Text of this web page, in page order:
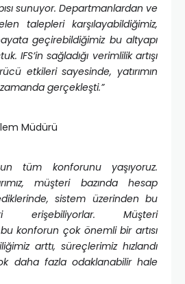
sunuyor. Departmanlardan ve
talepleri karşılayabildiğimiz,
geçirebildiğimiz bu altyapı
IFS’in sağladığı verimlilik artışı
etkileri sayesinde, yatırımın
gerçekleşti.”
Müdürü
tüm konforunu yaşıyoruz.
müşteri bazında hesap
sistem üzerinden bu
erişebiliyorlar. Müşteri
konforun çok önemli bir artısı
arttı, süreçlerimiz hızlandı
daha fazla odaklanabilir hale